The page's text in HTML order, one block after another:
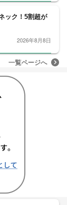
ック！5割超が
2026年8月8日
一覧ページへ